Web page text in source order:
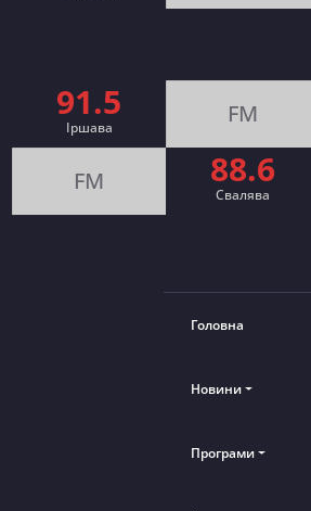
91.5
Іршава FM
FM 88.6
Cвалява
Головна
Новини
Програми